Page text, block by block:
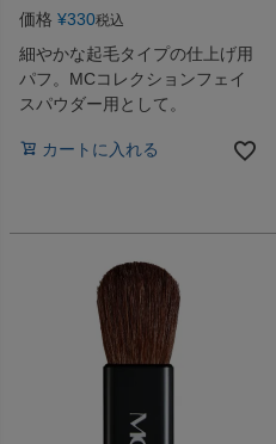
価格 ¥330税込
細やかな起毛タイプの仕上げ用
パフ。MCコレクションフェイ
スパウダー用として。
カートに入れる